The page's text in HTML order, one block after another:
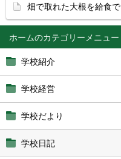
ホーム
学校紹介
学校経営
学校だより
学校日記
畑で取れた大根を給食で